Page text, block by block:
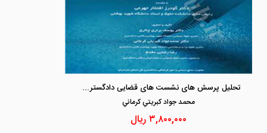
تحلیل پرسش های نشست های قضایی دادگستری استان مازندران جلد 1«بخش کیفری»
محمد جواد كبريتي كرماني
۳,۸۰۰,۰۰۰ریال